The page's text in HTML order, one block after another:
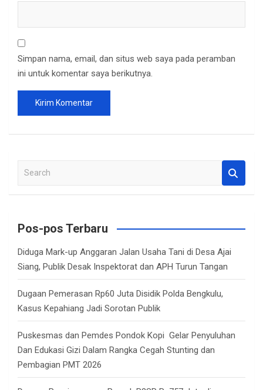
Simpan nama, email, dan situs web saya pada peramban
ini untuk komentar saya berikutnya.
a
c
Pos-pos Terbaru
Diduga Mark-up Anggaran Jalan Usaha Tani di Desa Ajai
Siang, Publik Desak Inspektorat dan APH Turun Tangan
Dugaan Pemerasan Rp60 Juta Disidik Polda Bengkulu,
Kasus Kepahiang Jadi Sorotan Publik
Puskesmas dan Pemdes Pondok Kopi Gelar Penyuluhan
Dan Edukasi Gizi Dalam Rangka Cegah Stunting dan
Pembagian PMT 2026